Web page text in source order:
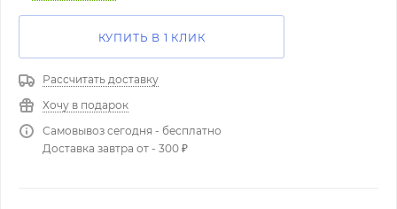
КУПИТЬ В 1 КЛИК
Рассчитать доставку
Хочу в подарок
Самовывоз сегодня - бесплатно
Доставка завтра от - 300 ₽